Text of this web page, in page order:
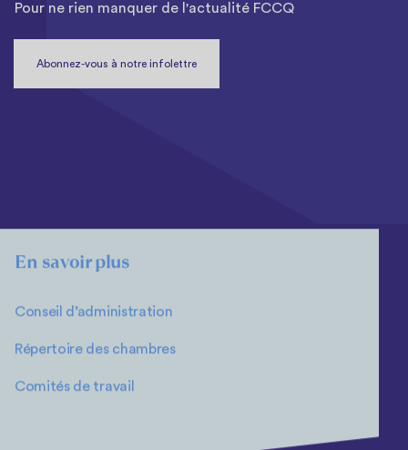
En savoir plus
Conseil d’administration
Répertoire des chambres
Comités de travail
Pour ne rien manquer de l'actualité FCCQ
Abonnez-vous à notre infolettre